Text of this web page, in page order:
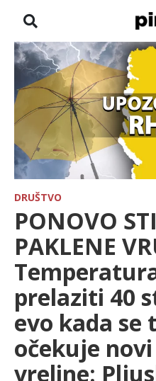
NASLOVNA
VESTI
ZADRUGA
SHOWBIZ
HRONIKA
FARMERI
TV
SPORT
LIFESTYLE
EXTRA
DRUŠTVO
PONOVO
PAKLENE
prelaziti 40
evo kada se
očekuje
vreline: